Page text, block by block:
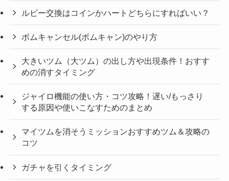
ルビー交換はコインかハートどちらにすればいい？
ボムキャンセル(ボムキャン)のやり方
大きいツム（大ツム）の出し方や出現条件！おすす
めの消すタイミング
ジャイロ機能の使い方・コツ攻略！遅い/もっさり
する原因や使いこなすためのまとめ
マイツムを消そうミッションおすすめツム＆攻略の
コツ
ガチャを引くタイミング